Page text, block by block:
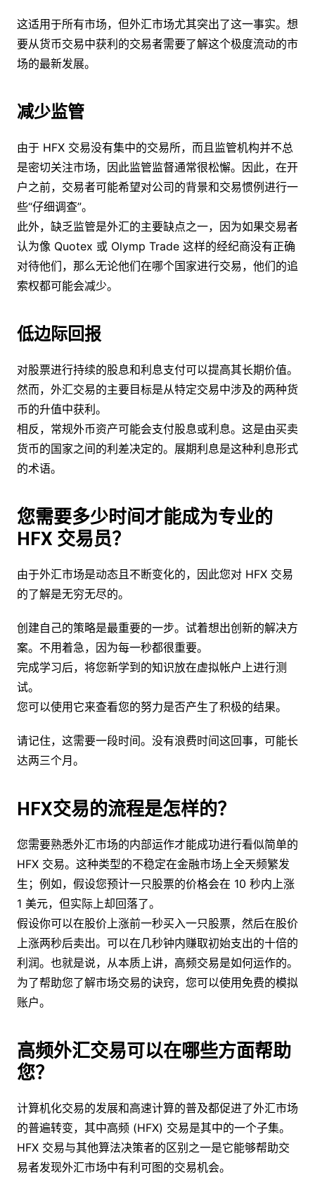
这适用于所有市场，但外汇市场尤其突出了这一事实。想
要从货币交易中获利的交易者需要了解这个极度流动的市
场的最新发展。
减少监管
由于 HFX 交易没有集中的交易所，而且监管机构并不总
是密切关注市场，因此监管监督通常很松懈。因此，在开
户之前，交易者可能希望对公司的背景和交易惯例进行一
些“仔细调查”。
此外，缺乏监管是外汇的主要缺点之一，因为如果交易者
认为像 Quotex 或 Olymp Trade 这样的经纪商没有正确
对待他们，那么无论他们在哪个国家进行交易，他们的追
索权都可能会减少。
低边际回报
对股票进行持续的股息和利息支付可以提高其长期价值。
然而，外汇交易的主要目标是从特定交易中涉及的两种货
币的升值中获利。
相反，常规外币资产可能会支付股息或利息。这是由买卖
货币的国家之间的利差决定的。展期利息是这种利息形式
的术语。
您需要多少时间才能成为专业的
HFX 交易员？
由于外汇市场是动态且不断变化的，因此您对 HFX 交易
的了解是无穷无尽的。
创建自己的策略是最重要的一步。试着想出创新的解决方
案。不用着急，因为每一秒都很重要。
完成学习后，将您新学到的知识放在虚拟帐户上进行测
试。
您可以使用它来查看您的努力是否产生了积极的结果。
请记住，这需要一段时间。没有浪费时间这回事，可能长
达两三个月。
HFX交易的流程是怎样的？
您需要熟悉外汇市场的内部运作才能成功进行看似简单的
HFX 交易。这种类型的不稳定在金融市场上全天频繁发
生；例如，假设您预计一只股票的价格会在 10 秒内上涨
1 美元，但实际上却回落了。
假设你可以在股价上涨前一秒买入一只股票，然后在股价
上涨两秒后卖出。可以在几秒钟内赚取初始支出的十倍的
利润。也就是说，从本质上讲，高频交易是如何运作的。
为了帮助您了解市场交易的诀窍，您可以使用免费的模拟
账户。
高频外汇交易可以在哪些方面帮助
您？
计算机化交易的发展和高速计算的普及都促进了外汇市场
的普遍转变，其中高频 (HFX) 交易是其中的一个子集。
HFX 交易与其他算法决策者的区别之一是它能够帮助交
易者发现外汇市场中有利可图的交易机会。